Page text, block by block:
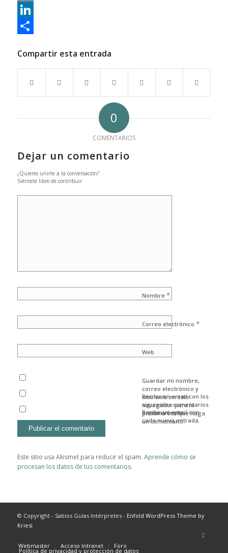
Email
LinkedIn
Compartir esta entrada
0
COMENTARIOS
Dejar un comentario
¿Quieres unirte a la conversación?
Siéntete libre de contribuir
Nombre *
Correo electrónico *
Web
Guardar mi nombre,
correo electrónico y
sitio web en este
navegador para la
próxima vez que haga
un comentario.
Recibir un email con los
siguientes comentarios
a esta entrada.
Recibir un email con
cada nueva entrada.
Este sitio usa Akismet para reducir el spam. Aprende cómo se
procesan los datos de tus comentarios.
© Copyright - Sabios Guías Intérpretes - Enfold WordPress Theme by
Kriesi
Webmaster Acceso Intranet Foro
Política de privacidad y protección de datos